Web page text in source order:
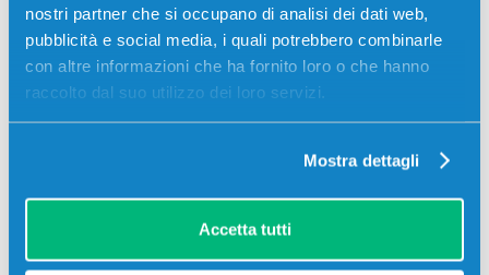
nostri partner che si occupano di analisi dei dati web,
pubblicità e social media, i quali potrebbero combinarle
con altre informazioni che ha fornito loro o che hanno
raccolto dal suo utilizzo dei loro servizi.
Mostra dettagli
Accetta tutti
CONSEGNA IN 3-5 GIORNI
Aggiungi al carrello
Spedizione gratuita
02 01
ore
46
min
38
Più acquisti, più risparmi:Visita la pagina prodotto per